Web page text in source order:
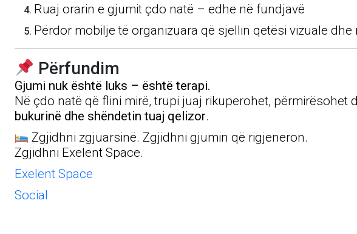
Ruaj orarin e gjumit çdo natë – edhe në fundjavë
Përdor mobilje të organizuara që sjellin qetësi vizuale dhe
Përfundim
Gjumi nuk është luks – është terapi.
Në çdo natë që flini mirë, trupi juaj rikuperohet,
bukurinë dhe shëndetin tuaj qelizor.
Zgjidhni zgjuarsinë. Zgjidhni gjumin që rigjeneron.
Zgjidhni Exelent Space.
Exelent Space
Social